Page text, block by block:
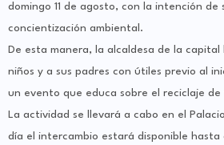
domingo 11 de agosto, con la intención
concientización ambiental.
De esta manera, la alcaldesa de la capital
niños y a sus padres con útiles previo al
un evento que educa sobre el reciclaje
La actividad se llevará a cabo en el
día el intercambio estará disponible